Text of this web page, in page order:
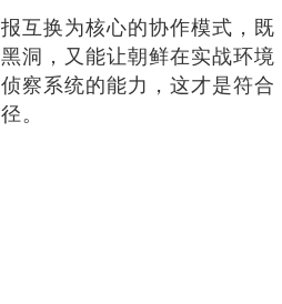
互换为核心的协作模式，既
洞，又能让朝鲜在实战环境
察系统的能力，这才是符合
。